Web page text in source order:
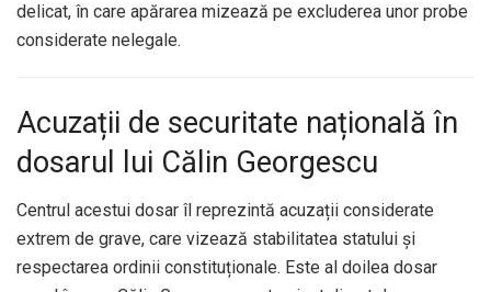
delicat, în care apărarea mizează pe excluderea unor probe
considerate nelegale.
Acuzații de securitate națională în
dosarul lui Călin Georgescu
Centrul acestui dosar îl reprezintă acuzații considerate
extrem de grave, care vizează stabilitatea statului și
respectarea ordinii constituționale. Este al doilea dosar